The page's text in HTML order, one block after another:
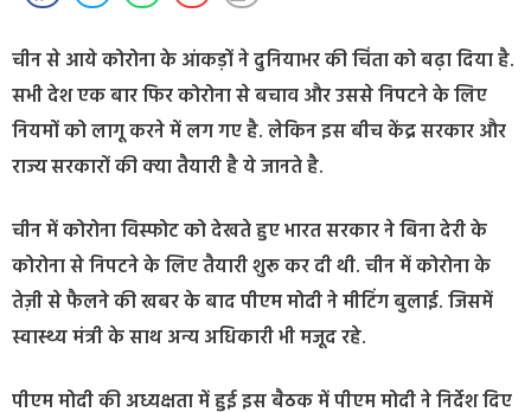
चीन से आये कोरोना के आंकड़ों ने दुनियाभर की चिंता को बढ़ा दिया है.
सभी देश एक बार फिर कोरोना से बचाव और उससे निपटने के लिए
नियमों को लागू करने में लग गए है. लेकिन इस बीच केंद्र सरकार और
राज्य सरकारों की क्या तैयारी है ये जानते है.
चीन में कोरोना विस्फोट को देखते हुए भारत सरकार ने बिना देरी के
कोरोना से निपटने के लिए तैयारी शुरू कर दी थी. चीन में कोरोना के
तेज़ी से फैलने की खबर के बाद पीएम मोदी ने मीटिंग बुलाई. जिसमें
स्वास्थ्य मंत्री के साथ अन्य अधिकारी भी मजूद रहे.
पीएम मोदी की अध्यक्षता में हुई इस बैठक में पीएम मोदी ने निर्देश दिए